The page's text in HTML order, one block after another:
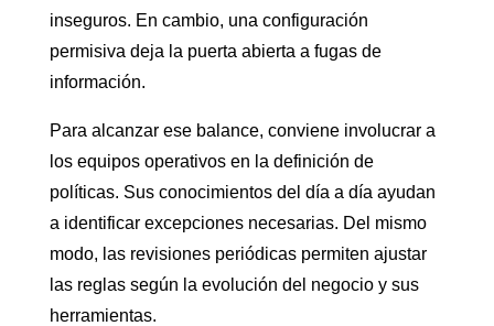
inseguros. En cambio, una configuración
permisiva deja la puerta abierta a fugas de
información.
Para alcanzar ese balance, conviene involucrar a
los equipos operativos en la definición de
políticas. Sus conocimientos del día a día ayudan
a identificar excepciones necesarias. Del mismo
modo, las revisiones periódicas permiten ajustar
las reglas según la evolución del negocio y sus
herramientas.